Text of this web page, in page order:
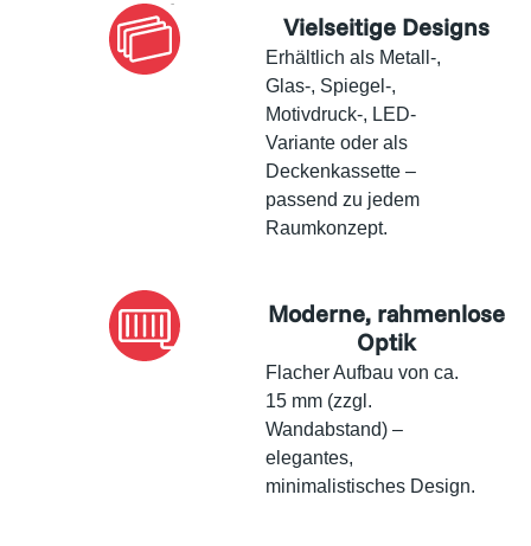
Vielseitige Designs
Erhältlich als Metall-,
Glas-, Spiegel-,
Motivdruck-, LED-
Variante oder als
Deckenkassette –
passend zu jedem
Raumkonzept.
Moderne, rahmenlose
Optik
Flacher Aufbau von ca.
15 mm (zzgl.
Wandabstand) –
elegantes,
minimalistisches Design.